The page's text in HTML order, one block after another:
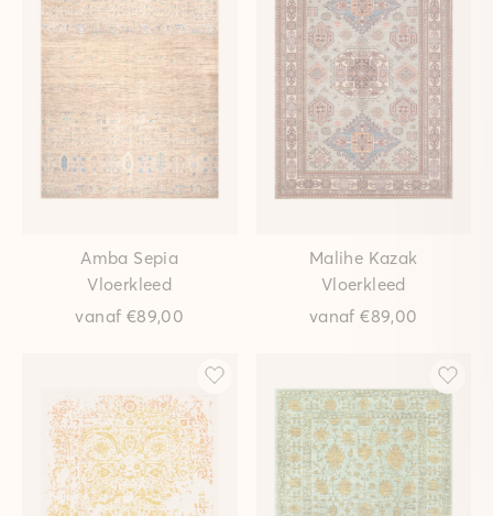
Amba Sepia
Vloerkleed
vanaf €89,00
Malihe Kazak
Vloerkleed
vanaf€89,00